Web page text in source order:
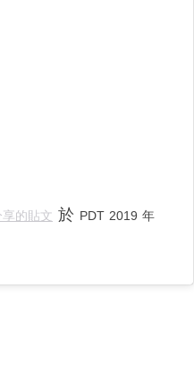
的貼文 於 PDT 2019 年